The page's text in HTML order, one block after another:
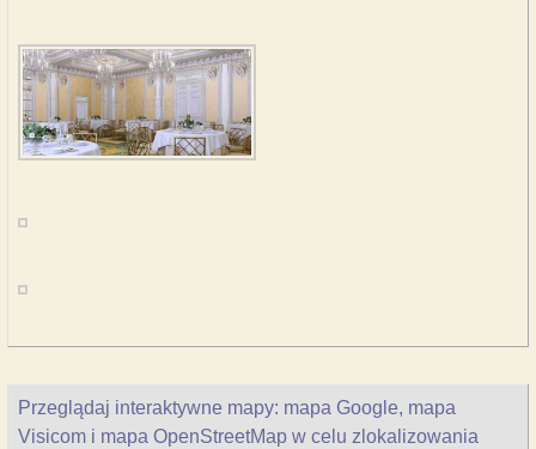
Przeglądaj interaktywne mapy: mapa Google, mapa
Visicom i mapa OpenStreetMap w celu zlokalizowania